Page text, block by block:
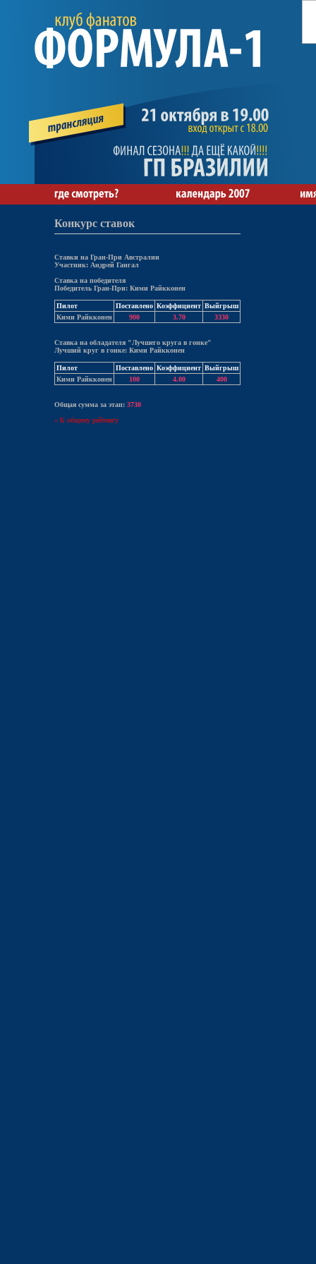
Конкурс ставок
Ставки на Гран-При Австралии
Участник: Андрей Гангал
Ставка на победителя
Победитель Гран-При: Кими Райкконен
Пилот Поставлено Коэффициент Выйгрыш
Кими Райкконен
900 3.70 3330
Ставка на обладателя "Лучшего круга в гонке"
Лучший круг в гонке: Кими Райкконен
Пилот Поставлено Коэффициент Выйгрыш
Кими Райкконен
100 4.00 400
Общая сумма за этап: 3730
« К общему рейтингу